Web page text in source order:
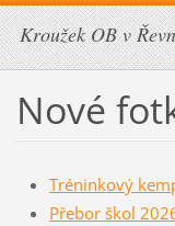
Kroužek OB v
Nové
Tréninkový
Přebor škol